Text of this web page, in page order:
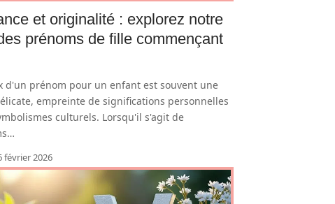
et originalité : explorez notre
prénoms de fille commençant
d'un prénom pour un enfant est souvent une
empreinte de significations personnelles
culturels. Lorsqu'il s'agit de
…
février 2026